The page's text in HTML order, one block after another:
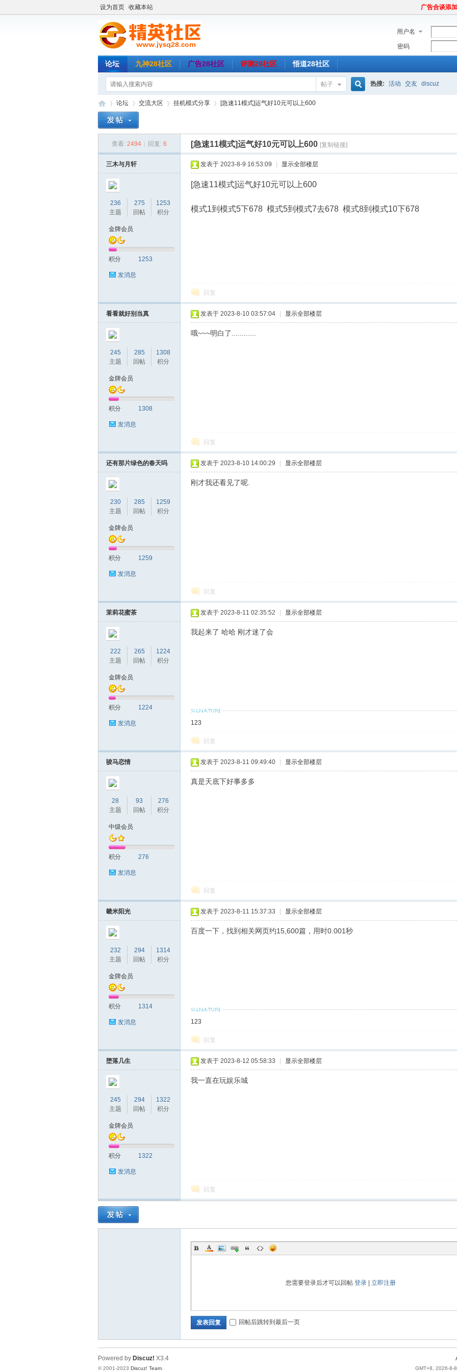
设为首页 收藏本站 广告合谈添
用户名
密码
论坛 九神28社区 广告28社区 评测28社区 悟道28社区
帖子 热搜: 活动 交友 discuz
社
论坛
›
交流大区
›
挂机模式分享
›
[急速11模式]运气好10元可以上600
查看: 2494 回复: 6 [急速11模式]运气好10元可以上600 [复制链接]
三木与月轩
236
主题
275
回帖
1253
积分
金牌会员
积分 1253
发消息
发表于 2023-8-9 16:53:09 显示全部楼层
[急速11模式]运气好10元可以上600
模式1到模式5下678 模式5到模式7去678 模式8到模式10下678
回复
看看就好别当真
245
主题
285
回帖
1308
积分
金牌会员
积分 1308
发消息
发表于 2023-8-10 03:57:04 显示全部楼层
哦~~~明白了............
回复
还有那片绿色的春天吗
230
主题
285
回帖
1259
积分
金牌会员
积分 1259
发消息
发表于 2023-8-10 14:00:29 显示全部楼层
刚才我还看见了呢.
回复
茉莉花蜜茶
222
主题
265
回帖
1224
积分
金牌会员
积分 1224
发消息
发表于 2023-8-11 02:35:52 显示全部楼层
我起来了 哈哈 刚才迷了会
123
回复
骏马恋情
28
主题
93
回帖
276
积分
中级会员
积分 276
发消息
发表于 2023-8-11 09:49:40 显示全部楼层
真是天底下好事多多
回复
畿米阳光
232
主题
294
回帖
1314
积分
金牌会员
积分 1314
发消息
发表于 2023-8-11 15:37:33 显示全部楼层
百度一下，找到相关网页约15,600篇，用时0.001秒
123
回复
堕落几生
245
主题
294
回帖
1322
积分
金牌会员
积分 1322
发消息
发表于 2023-8-12 05:58:33 显示全部楼层
我一直在玩娱乐城
回复
您需要登录后才可以回帖 登录| 立即注册
发表回复 回帖后跳转到最后一页
GMT+8, 2026-8-
Powered by Discuz! X3.4
© 2001-2023 Discuz! Team